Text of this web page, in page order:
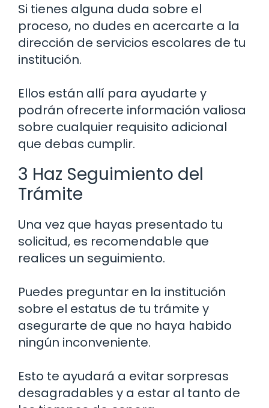
Si tienes alguna duda sobre el
proceso, no dudes en acercarte a la
dirección de servicios escolares de tu
institución.
Ellos están allí para ayudarte y
podrán ofrecerte información valiosa
sobre cualquier requisito adicional
que debas cumplir.
3 Haz Seguimiento del
Trámite
Una vez que hayas presentado tu
solicitud, es recomendable que
realices un seguimiento.
Puedes preguntar en la institución
sobre el estatus de tu trámite y
asegurarte de que no haya habido
ningún inconveniente.
Esto te ayudará a evitar sorpresas
desagradables y a estar al tanto de